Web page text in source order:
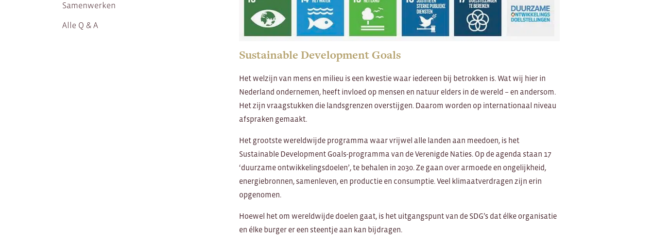
Samenwerken
Alle Q & A
Sustainable Development Goals
Het welzijn van mens en milieu is een kwestie waar iedereen bij betrokken is. Wat wij hier in
Nederland ondernemen, heeft invloed op mensen en natuur elders in de wereld – en andersom.
Het zijn vraagstukken die landsgrenzen overstijgen. Daarom worden op internationaal niveau
afspraken gemaakt.
Het grootste wereldwijde programma waar vrijwel alle landen aan meedoen, is het
Sustainable Development Goals-programma van de Verenigde Naties. Op de agenda staan 17
‘duurzame ontwikkelingsdoelen’, te behalen in 2030. Ze gaan over armoede en ongelijkheid,
energiebronnen, samenleven, en productie en consumptie. Veel klimaatverdragen zijn erin
opgenomen.
Hoewel het om wereldwijde doelen gaat, is het uitgangspunt van de SDG’s dat élke organisatie
en élke burger er een steentje aan kan bijdragen.